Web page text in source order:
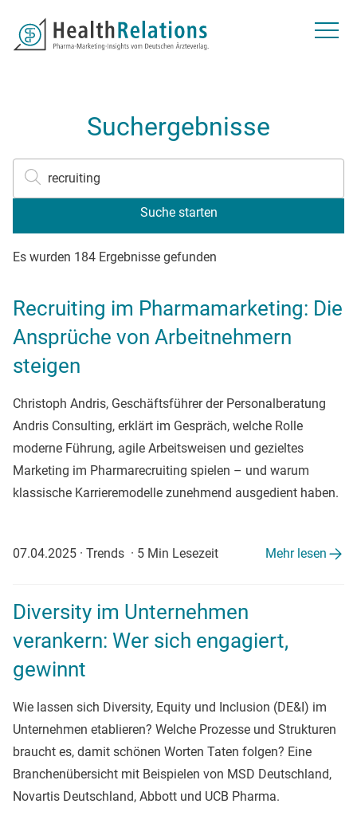
Kontakt
Newsletter
Suchen
Suchergebnisse
Suchfeld
Suche starten
Es wurden 184 Ergebnisse gefunden
Recruiting im Pharmamarketing: Die
Ansprüche von Arbeitnehmern
steigen
Christoph Andris, Geschäftsführer der Personalberatung
Andris Consulting, erklärt im Gespräch, welche Rolle
moderne Führung, agile Arbeitsweisen und gezieltes
Marketing im Pharmarecruiting spielen – und warum
klassische Karrieremodelle zunehmend ausgedient haben.
07.04.2025 · Trends · 5 Min Lesezeit Mehr lesen
Diversity im Unternehmen
verankern: Wer sich engagiert,
gewinnt
Wie lassen sich Diversity, Equity und Inclusion (DE&I) im
Unternehmen etablieren? Welche Prozesse und Strukturen
braucht es, damit schönen Worten Taten folgen? Eine
Branchenübersicht mit Beispielen von MSD Deutschland,
Novartis Deutschland, Abbott und UCB Pharma.